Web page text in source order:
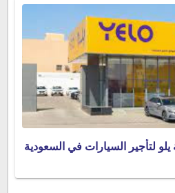
لتأجير السيارات في السعودية